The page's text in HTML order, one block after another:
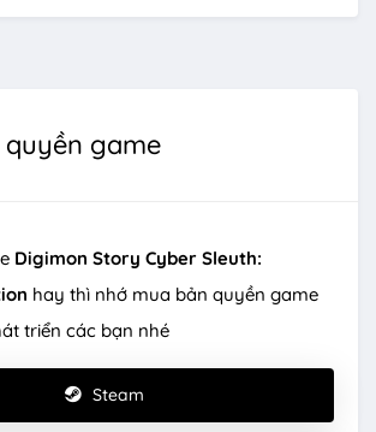
quyền game
Digimon Story Cyber Sleuth:
hay thì nhớ mua bản quyền game
triển các bạn nhé
Steam